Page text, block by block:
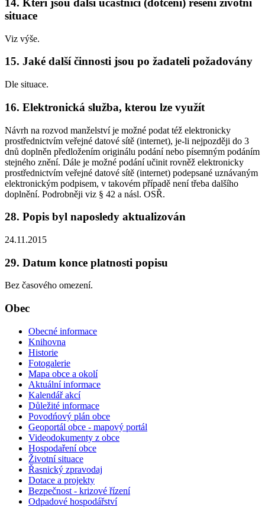
14. Kteří jsou další účastníci (dotčení) řešení životní
situace
Viz výše.
15. Jaké další činnosti jsou po žadateli požadovány
Dle situace.
16. Elektronická služba, kterou lze využít
Návrh na rozvod manželství je možné podat též elektronicky
prostřednictvím veřejné datové sítě (internet), je-li nejpozději do 3
dnů doplněn předložením originálu podání nebo písemným podáním
stejného znění. Dále je možné podání učinit rovněž elektronicky
prostřednictvím veřejné datové sítě (internet) podepsané uznávaným
elektronickým podpisem, v takovém případě není třeba dalšího
doplnění. Podrobněji viz § 42 a násl. OSŘ.
28. Popis byl naposledy aktualizován
24.11.2015
29. Datum konce platnosti popisu
Bez časového omezení.
Obec
Obecné informace
Knihovna
Historie
Fotogalerie
Mapa obce a okolí
Aktuální informace
Kalendář akcí
Důležité informace
Povodńový plán obce
Geoportál obce - mapový portál
Videodokumenty z obce
Hospodaření obce
Životní situace
Řasnický zpravodaj
Dotace a projekty
Bezpečnost - krizové řízení
Odpadové hospodářství